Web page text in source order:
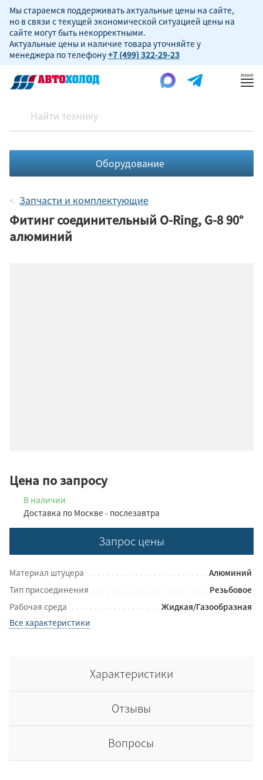
Мы стараемся поддерживать актуальные цены на сайте,
но в связи с текущей экономической ситуацией цены на
сайте могут быть некорректными.
Актуальные цены и наличие товара уточняйте у
менеджера по телефону+7 (499) 322-29-23
Оборудование
Запчасти и комплектующие
Фитинг соединительный O-Ring, G-8 90°
алюминий
Цена по запросу
В наличии
Доставка по Москве - послезавтра
Запрос цены
Материал штуцера
Алюминий
Тип присоединения
Резьбовое
Рабочая среда
Жидкая/Газообразная
Все характеристики
Характеристики
Отзывы
Вопросы